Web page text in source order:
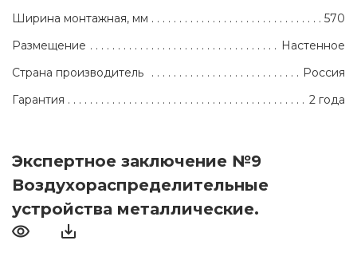
Ширина монтажная, мм
570
Размещение
Настенное
Страна производитель
Россия
Гарантия
2 года
Экспертное заключение №9
Воздухораспределительные
устройства металлические.